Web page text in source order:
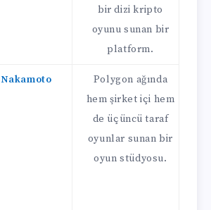
bir dizi kripto
oyunu sunan bir
platform.
Nakamoto
Polygon ağında
hem şirket içi hem
de üçüncü taraf
oyunlar sunan bir
oyun stüdyosu.